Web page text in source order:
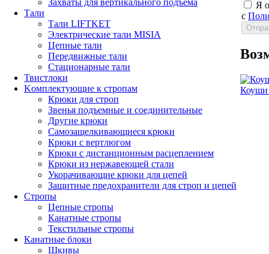
Захваты для вертикального подъема
Тали
Тали LIFTKET
Электрические тали MISIA
Цепные тали
Передвижные тали
Стационарные тали
Твистлоки
Kомплектующие к стропам
Крюки для строп
Звенья подъемные и соединительные
Другие крюки
Самозащелкивающиеся крюки
Крюки с вертлюгом
Крюки с дистанционным расцеплением
Крюки из нержавеющей стали
Укорачивающие крюки для цепей
Защитные предохранители для строп и цепей
Стропы
Цепные стропы
Канатные стропы
Текстильные стропы
Канатные блоки
Шкивы
Я
с
Коуши